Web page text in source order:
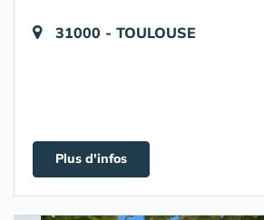
31000 - TOULOUSE
Plus d'infos